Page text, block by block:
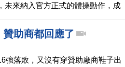
未來納入官方正式的體操動作，成
亞錦賽成功取得2020東京奧運的門
更是睽違51年來，台灣再有女子
助商都回應了
強落敗，又沒有穿贊助廠商鞋子出